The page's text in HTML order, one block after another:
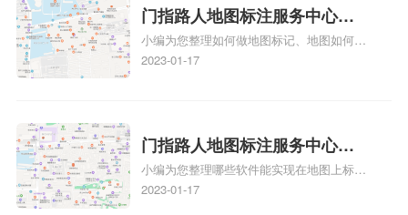
情可查看下方正文！
门指路人地图标注服务中心如
何做花小猪打车地图位置标
记？门指路人地图标注服务中
小编为您整理如何做地图标记、地图如何做
标记、so搜街景中如何做标记、360e启花贷
关地图标注知识，详情可查看下方正文！
2023-01-17
门指路人地图标注服务中心地
图位置地址标记？门指路人地
图标注服务中心苹果地图位置
小编为您整理哪些软件能实现在地图上标记
门指路人地图标注服务中心位置、门指路人
2023-01-17